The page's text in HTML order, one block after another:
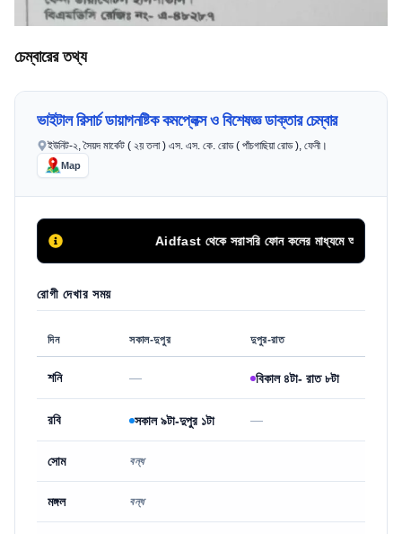
চেম্বারের তথ্য
ভাইটাল রিসার্চ ডায়াগনষ্টিক কমপ্লেক্স ও বিশেষজ্ঞ ডাক্তার চেম্বার
ইউনিট-২, সৈয়দ মার্কেট ( ২য় তলা ) এস. এস. কে. রোড ( পাঁচগাছিয়া রোড ), ফেনী।
Map
Aidfast থেকে সরাসরি ফোন কলের মাধ্যমে অথবা
রোগী দেখার সময়
দিন সকাল-দুপুর দুপুর-রাত
শনি — বিকাল ৪টা- রাত ৮টা
রবি সকাল ৯টা-দুপুর ১টা —
সোম বন্ধ
মঙ্গল বন্ধ